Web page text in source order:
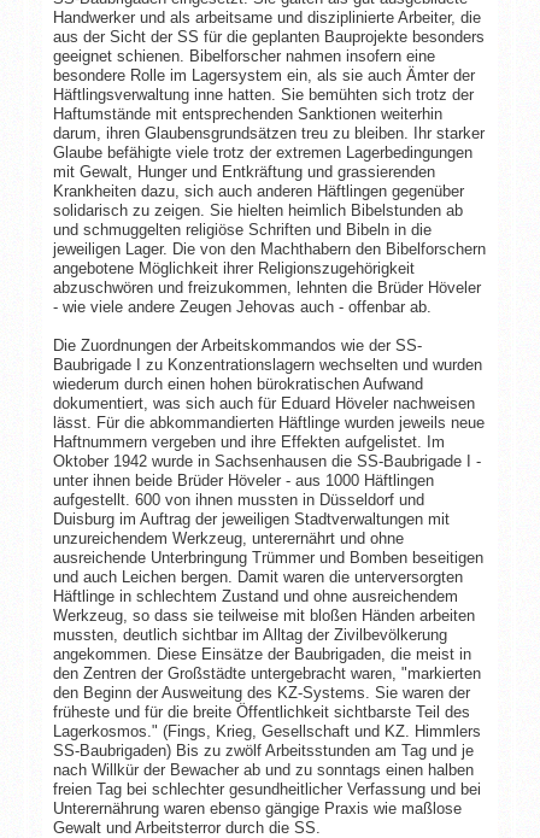
Handwerker und als arbeitsame und disziplinierte Arbeiter, die
aus der Sicht der SS für die geplanten Bauprojekte besonders
geeignet schienen. Bibelforscher nahmen insofern eine
besondere Rolle im Lagersystem ein, als sie auch Ämter der
Häftlingsverwaltung inne hatten. Sie bemühten sich trotz der
Haftumstände mit entsprechenden Sanktionen weiterhin
darum, ihren Glaubensgrundsätzen treu zu bleiben. Ihr starker
Glaube befähigte viele trotz der extremen Lagerbedingungen
mit Gewalt, Hunger und Entkräftung und grassierenden
Krankheiten dazu, sich auch anderen Häftlingen gegenüber
solidarisch zu zeigen. Sie hielten heimlich Bibelstunden ab
und schmuggelten religiöse Schriften und Bibeln in die
jeweiligen Lager. Die von den Machthabern den Bibelforschern
angebotene Möglichkeit ihrer Religionszugehörigkeit
abzuschwören und freizukommen, lehnten die Brüder Höveler
- wie viele andere Zeugen Jehovas auch - offenbar ab.
Die Zuordnungen der Arbeitskommandos wie der SS-
Baubrigade I zu Konzentrationslagern wechselten und wurden
wiederum durch einen hohen bürokratischen Aufwand
dokumentiert, was sich auch für Eduard Höveler nachweisen
lässt. Für die abkommandierten Häftlinge wurden jeweils neue
Haftnummern vergeben und ihre Effekten aufgelistet. Im
Oktober 1942 wurde in Sachsenhausen die SS-Baubrigade I -
unter ihnen beide Brüder Höveler - aus 1000 Häftlingen
aufgestellt. 600 von ihnen mussten in Düsseldorf und
Duisburg im Auftrag der jeweiligen Stadtverwaltungen mit
unzureichendem Werkzeug, unterernährt und ohne
ausreichende Unterbringung Trümmer und Bomben beseitigen
und auch Leichen bergen. Damit waren die unterversorgten
Häftlinge in schlechtem Zustand und ohne ausreichendem
Werkzeug, so dass sie teilweise mit bloßen Händen arbeiten
mussten, deutlich sichtbar im Alltag der Zivilbevölkerung
angekommen. Diese Einsätze der Baubrigaden, die meist in
den Zentren der Großstädte untergebracht waren, "markierten
den Beginn der Ausweitung des KZ-Systems. Sie waren der
früheste und für die breite Öffentlichkeit sichtbarste Teil des
Lagerkosmos." (Fings, Krieg, Gesellschaft und KZ. Himmlers
SS-Baubrigaden) Bis zu zwölf Arbeitsstunden am Tag und je
nach Willkür der Bewacher ab und zu sonntags einen halben
freien Tag bei schlechter gesundheitlicher Verfassung und bei
Unterernährung waren ebenso gängige Praxis wie maßlose
Gewalt und Arbeitsterror durch die SS.